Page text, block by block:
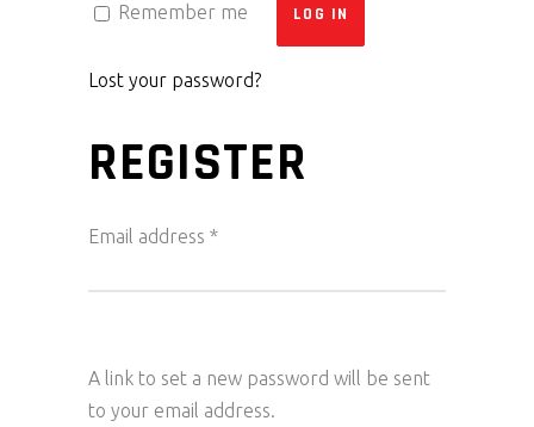
Remember me LOG IN
Lost your password?
REGISTER
Email address *
A link to set a new password will be sent
to your email address.